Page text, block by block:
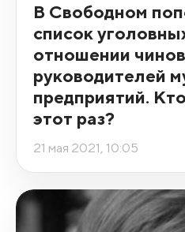
В Свободном
список
отношении
руководителей
предприятий.
этот раз?
21 мая 2021, 10:05